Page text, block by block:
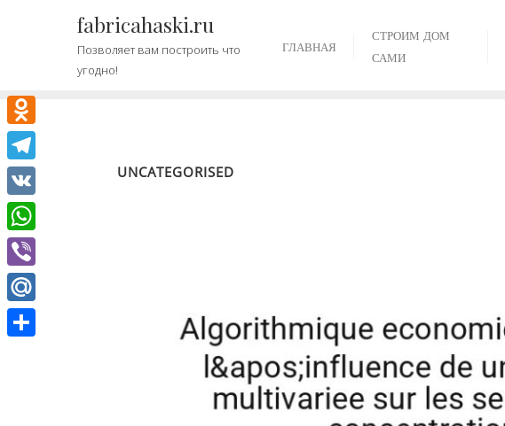
содержимому
fabricahaski.ru
Позволяет вам построить что
угодно!
ГЛАВНАЯ
СТРОИМ ДОМ
САМИ
UNCATEGORISED
Odnoklassniki
Telegram
VK
WhatsApp
Viber
Mail.Ru